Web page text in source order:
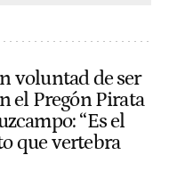
voluntad de ser
el Pregón Pirata
“Es el
que vertebra